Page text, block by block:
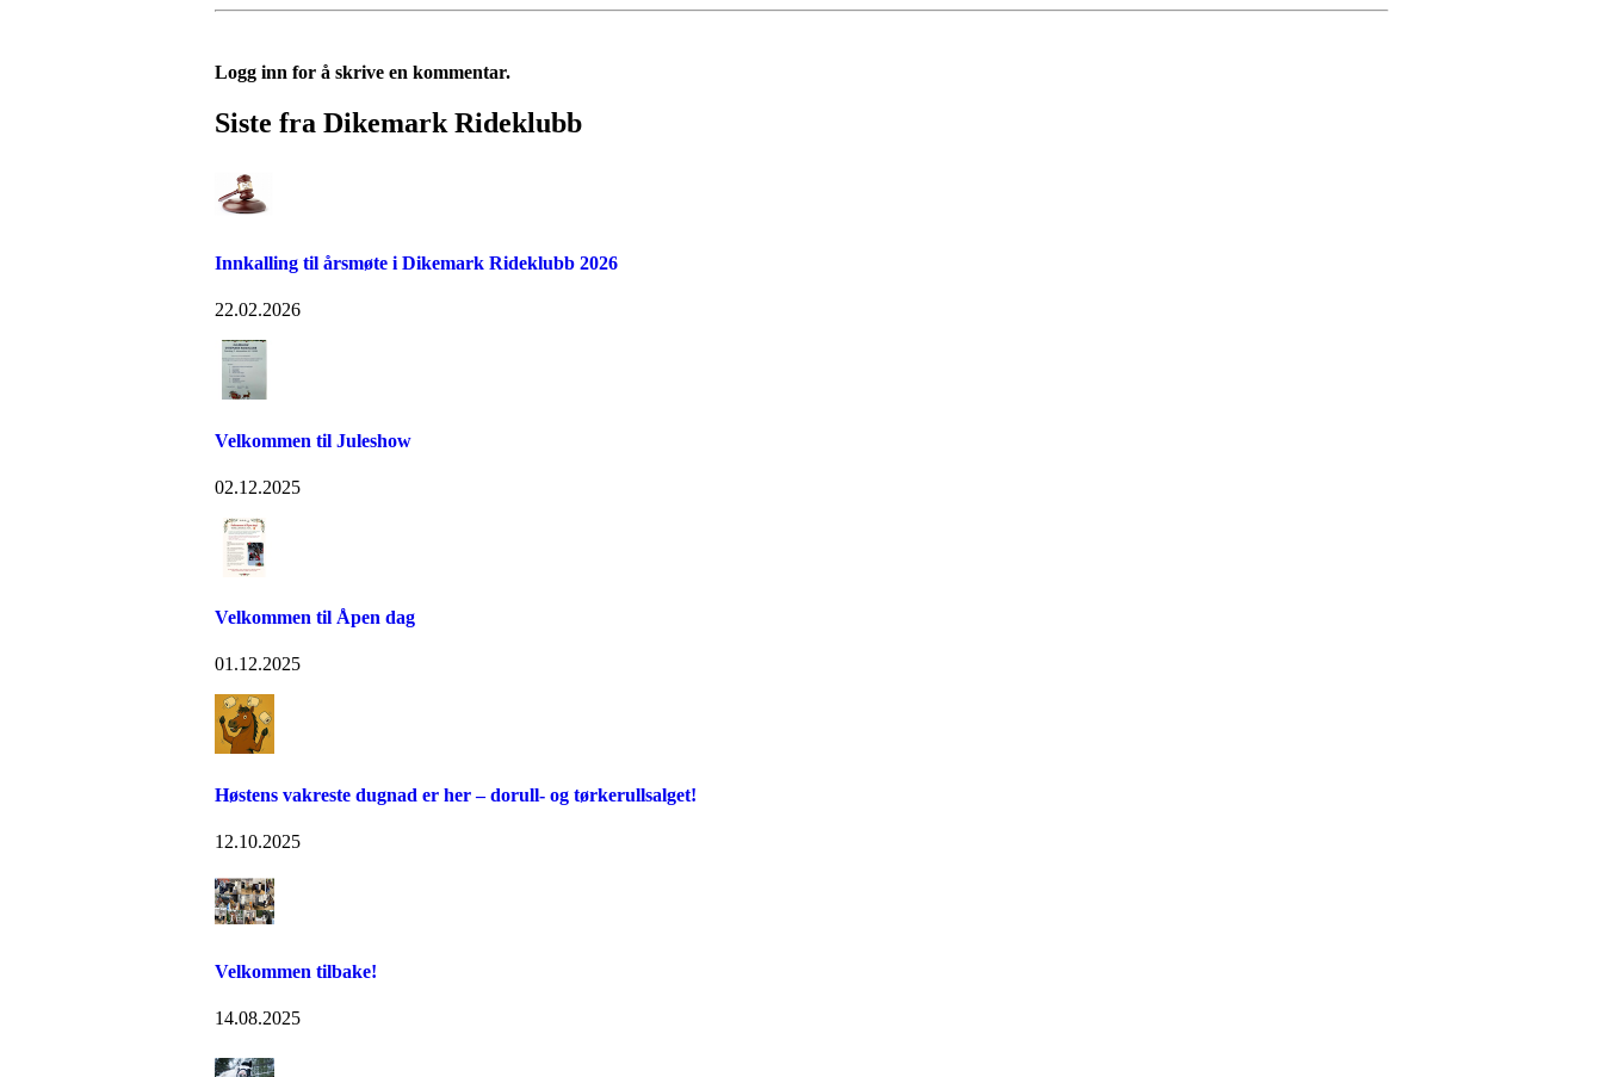
Logg inn for å skrive en kommentar.
Siste fra Dikemark Rideklubb
Innkalling til årsmøte i Dikemark Rideklubb 2026
22.02.2026
Velkommen til Juleshow
02.12.2025
Velkommen til Åpen dag
01.12.2025
Høstens vakreste dugnad er her – dorull- og tørkerullsalget!
12.10.2025
Velkommen tilbake!
14.08.2025